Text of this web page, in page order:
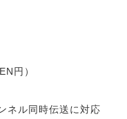
円）
ネル同時伝送に対応